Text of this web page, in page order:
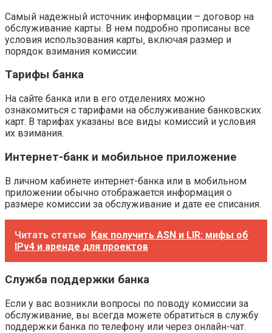
Самый надежный источник информации – договор на
обслуживание карты. В нем подробно прописаны все
условия использования карты‚ включая размер и
порядок взимания комиссии.
Тарифы банка
На сайте банка или в его отделениях можно
ознакомиться с тарифами на обслуживание банковских
карт. В тарифах указаны все виды комиссий и условия
их взимания.
Интернет-банк и мобильное приложение
В личном кабинете интернет-банка или в мобильном
приложении обычно отображается информация о
размере комиссии за обслуживание и дате ее списания.
Читать статью Как получить ASN и LIR: мифы об
IPv4 и аренде для проектов
Служба поддержки банка
Если у вас возникли вопросы по поводу комиссии за
обслуживание‚ вы всегда можете обратиться в службу
поддержки банка по телефону или через онлайн-чат.